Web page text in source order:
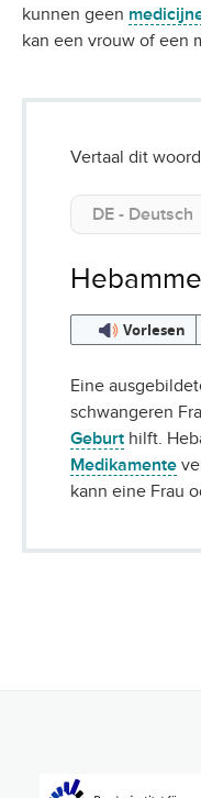
kunnen geen
kan een vrouw of een
Vertaal dit
Hebamme
Vorlesen
Eine
schwangeren
Geburt hilft.
Medikamente
kann eine Frau